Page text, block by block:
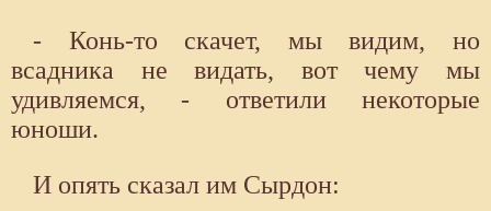
- Конь-то скачет, мы видим, но
всадника не видать, вот чему мы
удивляемся, - ответили некоторые
юноши.
И опять сказал им Сырдон: